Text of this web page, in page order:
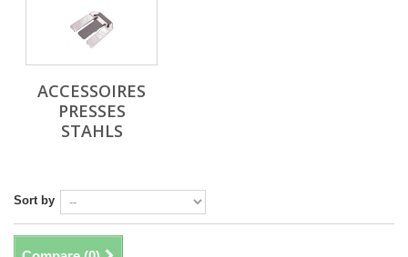
ACCESSOIRES
PRESSES
STAHLS
Sort by